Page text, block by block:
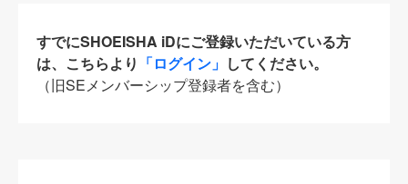
すでにSHOEISHA iDにご登録いただいている方
は、こちらより 「ログイン」 してください。
（旧SEメンバーシップ登録者を含む）